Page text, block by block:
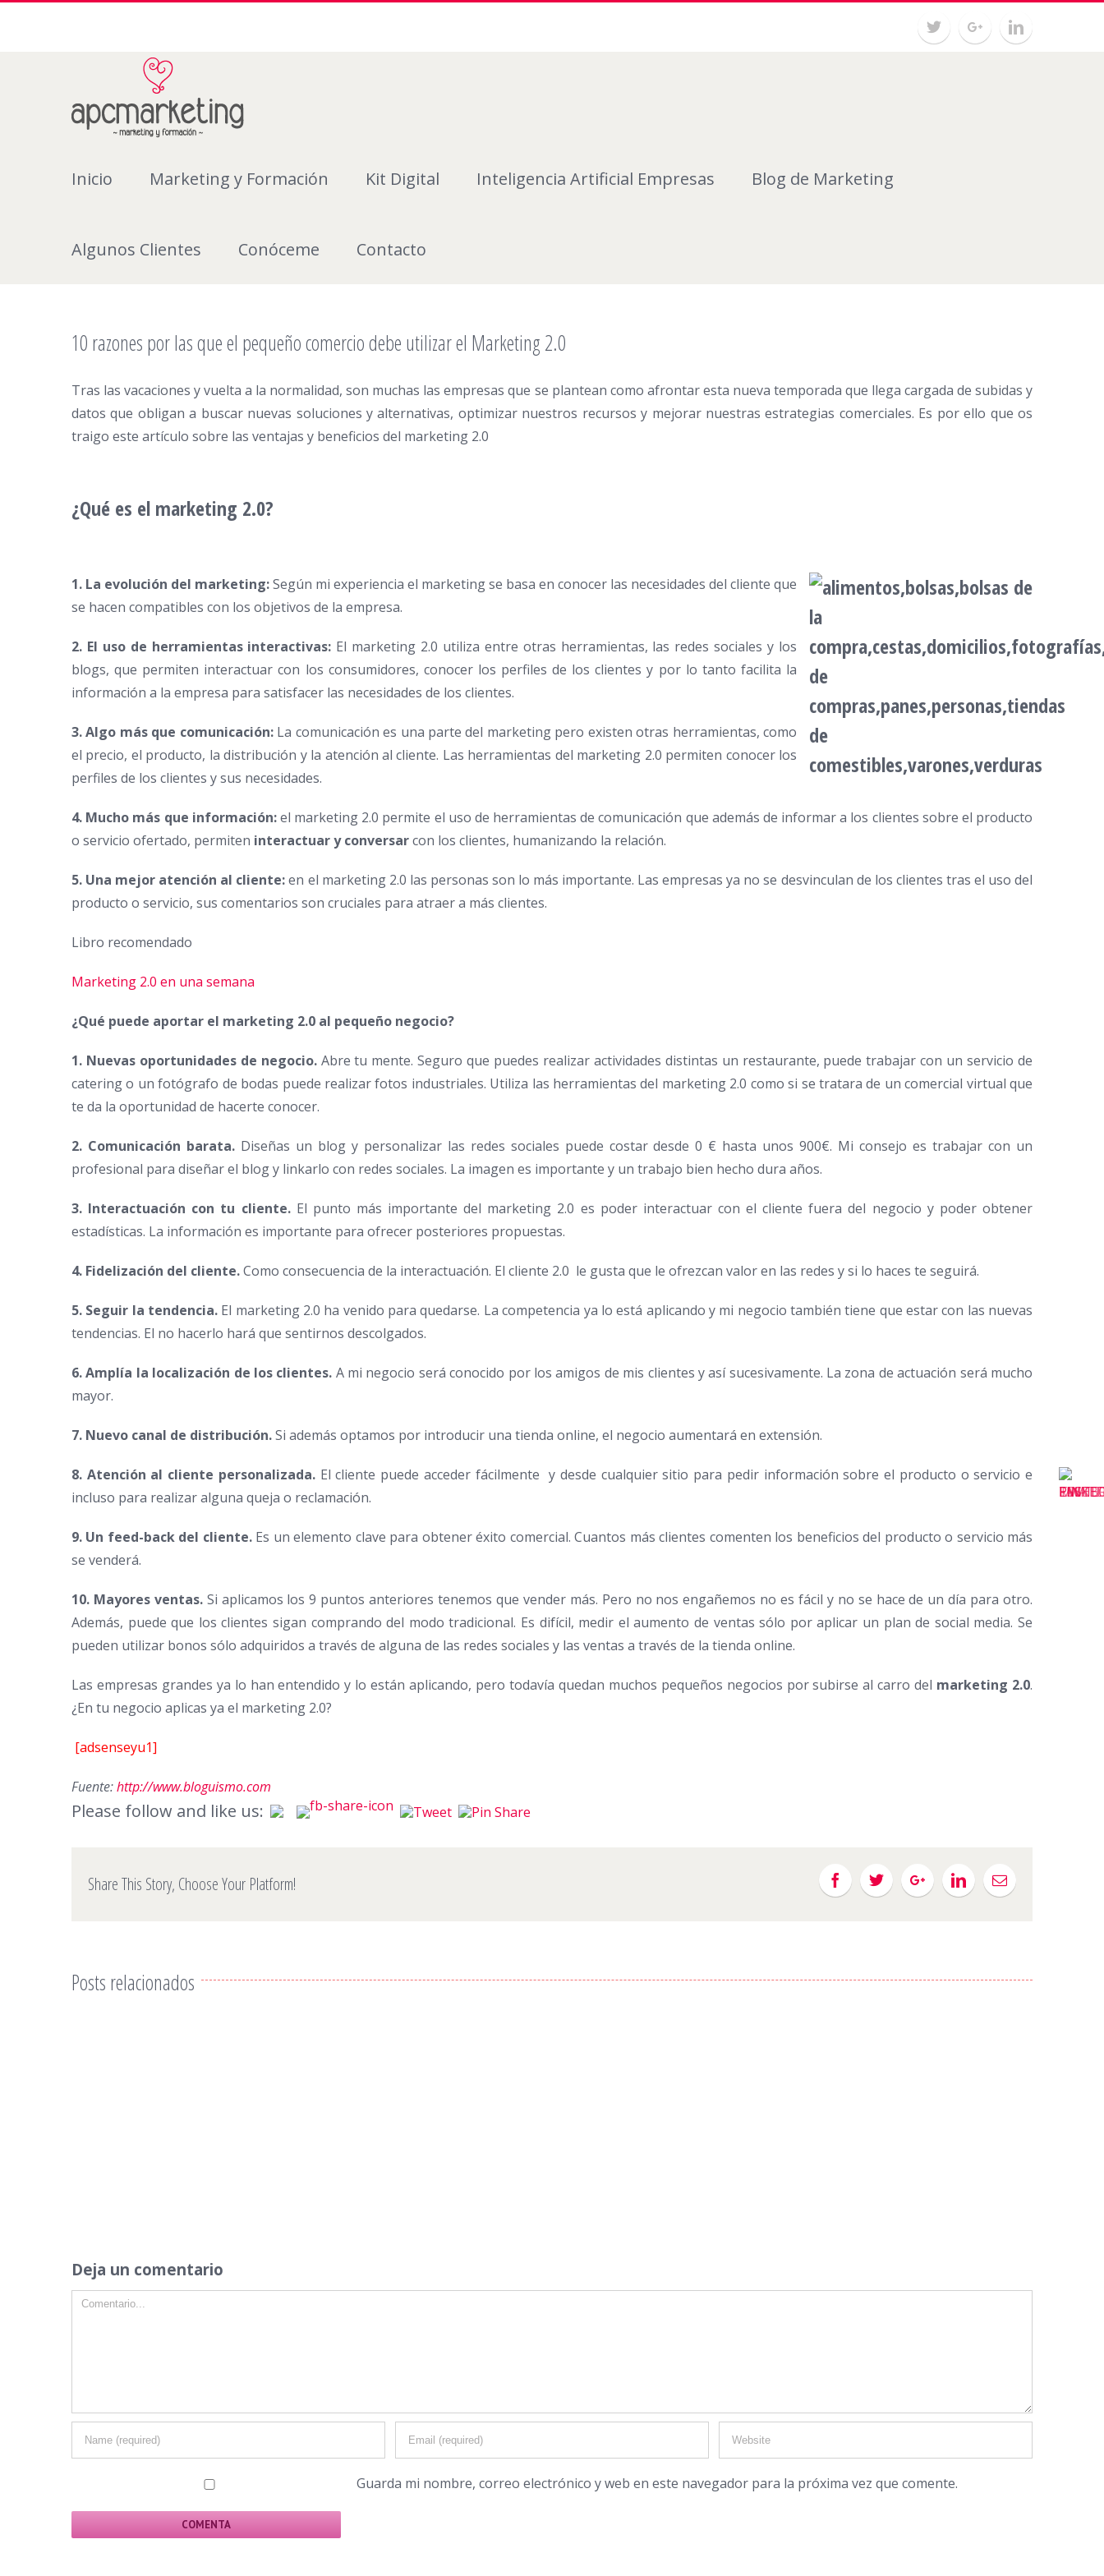
Inicio Marketing y Formación Kit Digital Inteligencia Artificial Empresas Blog de Marketing
Algunos Clientes Conóceme Contacto
10 razones por las que el pequeño comercio debe utilizar el Marketing 2.0
Tras las vacaciones y vuelta a la normalidad, son muchas las empresas que se plantean como afrontar esta nueva temporada que llega cargada de subidas y
datos que obligan a buscar nuevas soluciones y alternativas, optimizar nuestros recursos y mejorar nuestras estrategias comerciales. Es por ello que os
traigo este artículo sobre las ventajas y beneficios del marketing 2.0
¿Qué es el marketing 2.0?
1. La evolución del marketing:Según mi experiencia el marketing se basa en conocer las necesidades del cliente que
se hacen compatibles con los objetivos de la empresa.
2. El uso de herramientas interactivas: El marketing 2.0 utiliza entre otras herramientas, las redes sociales y los
blogs, que permiten interactuar con los consumidores, conocer los perfiles de los clientes y por lo tanto facilita la
información a la empresa para satisfacer las necesidades de los clientes.
3. Algo más que comunicación:La comunicación es una parte del marketing pero existen otras herramientas, como
el precio, el producto, la distribución y la atención al cliente. Las herramientas del marketing 2.0 permiten conocer los
perfiles de los clientes y sus necesidades.
4. Mucho más que información:el marketing 2.0 permite el uso de herramientas de comunicación que además de informar a los clientes sobre el producto
o servicio ofertado, permiten interactuary conversarcon los clientes, humanizando la relación.
5. Una mejor atención al cliente:en el marketing 2.0 las personas son lo más importante. Las empresas ya no se desvinculan de los clientes tras el uso del
producto o servicio, sus comentarios son cruciales para atraer a más clientes.
Libro recomendado
Marketing 2.0 en una semana
¿Qué puede aportar el marketing 2.0 al pequeño negocio?
1. Nuevas oportunidades de negocio.Abre tu mente. Seguro que puedes realizar actividades distintas un restaurante, puede trabajar con un servicio de
catering o un fotógrafo de bodas puede realizar fotos industriales. Utiliza las herramientas del marketing 2.0 como si se tratara de un comercial virtual que
te da la oportunidad de hacerte conocer.
2. Comunicación barata. Diseñas un blog y personalizar las redes sociales puede costar desde 0 € hasta unos 900€. Mi consejo es trabajar con un
profesional para diseñar el blog y linkarlo con redes sociales. La imagen es importante y un trabajo bien hecho dura años.
3. Interactuación con tu cliente.El punto más importante del marketing 2.0 es poder interactuar con el cliente fuera del negocio y poder obtener
estadísticas. La información es importante para ofrecer posteriores propuestas.
4. Fidelización del cliente.Como consecuencia de la interactuación. El cliente 2.0 le gusta que le ofrezcan valor en las redes y si lo haces te seguirá.
5. Seguir la tendencia. El marketing 2.0 ha venido para quedarse. La competencia ya lo está aplicando y mi negocio también tiene que estar con las nuevas
tendencias. El no hacerlo hará que sentirnos descolgados.
6. Amplía la localización de los clientes. A mi negocio será conocido por los amigos de mis clientes y así sucesivamente. La zona de actuación será mucho
mayor.
7. Nuevo canal de distribución.Si además optamos por introducir una tienda online, el negocio aumentará en extensión.
8. Atención al cliente personalizada.El cliente puede acceder fácilmente y desde cualquier sitio para pedir información sobre el producto o servicio e
incluso para realizar alguna queja o reclamación.
9. Un feed-back del cliente.Es un elemento clave para obtener éxito comercial. Cuantos más clientes comenten los beneficios del producto o servicio más
se venderá.
10. Mayores ventas.Si aplicamos los 9 puntos anteriores tenemos que vender más. Pero no nos engañemos no es fácil y no se hace de un día para otro.
Además, puede que los clientes sigan comprando del modo tradicional. Es difícil, medir el aumento de ventas sólo por aplicar un plan de social media. Se
pueden utilizar bonos sólo adquiridos a través de alguna de las redes sociales y las ventas a través de la tienda online.
Las empresas grandes ya lo han entendido y lo están aplicando, pero todavía quedan muchos pequeños negocios por subirse al carro del marketing 2.0.
¿En tu negocio aplicas ya el marketing 2.0?
[adsenseyu1]
Fuente:http://www.bloguismo.com
Please follow and like us:
Share This Story, Choose Your Platform!
Posts relacionados
Deja un comentario
Guarda mi nombre, correo electrónico y web en este navegador para la próxima vez que comente.